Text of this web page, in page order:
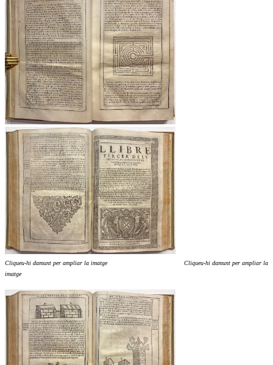
Cliqueu-hi damunt per ampliar la imatge Cliqueu-hi damunt per ampliar la
imatge